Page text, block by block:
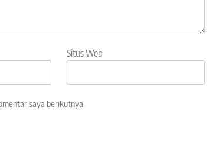
Situs Web
saya berikutnya.